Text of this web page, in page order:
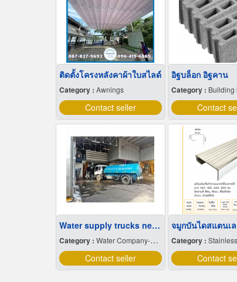
ติดตั้งโครงหลังคาผ้าใบสไลด์
Category : Awnings
Contact seller
อิฐบล็อก อิฐคาน
Category : Building
Contact
Water supply trucks near me
Category : Water Company-Bulk
Contact seller
Category : Stainless
Contact